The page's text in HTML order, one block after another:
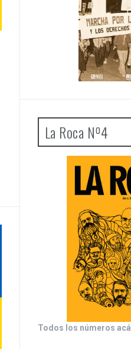
La Roca Nº4
Todos los números acá